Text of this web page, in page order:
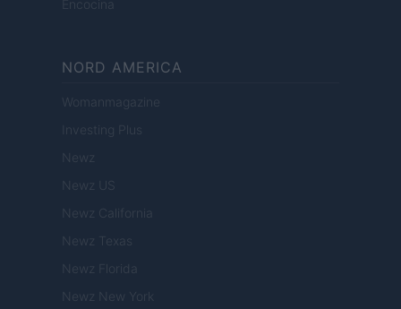
Encocina
NORD AMERICA
Womanmagazine
Investing Plus
Newz
Newz US
Newz California
Newz Texas
Newz Florida
Newz New York